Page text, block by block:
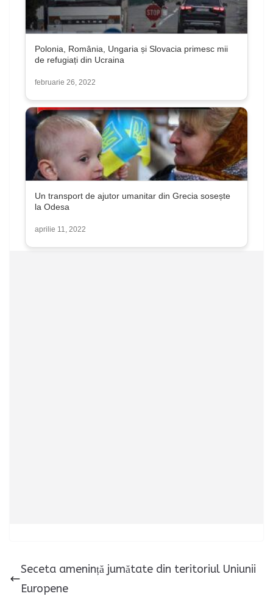
Polonia, România, Ungaria și Slovacia primesc mii
de refugiați din Ucraina
februarie 26, 2022
Un transport de ajutor umanitar din Grecia sosește
la Odesa
aprilie 11, 2022
Seceta amenință jumătate din teritoriul Uniunii
Europene